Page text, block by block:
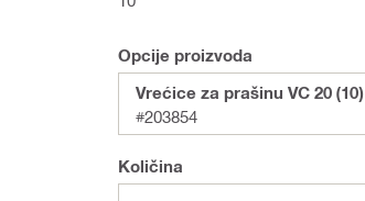
Opcije proizvoda
Vrećice za prašinu VC 20 (10)
#203854
Količina